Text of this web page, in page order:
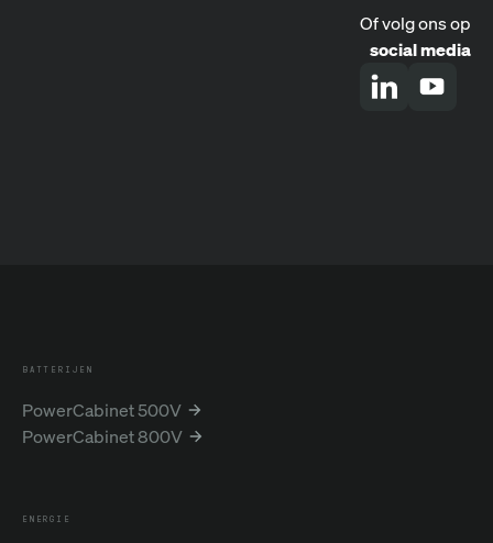
Of volg ons op
social media
BATTERIJEN
PowerCabinet 500V
PowerCabinet 800V
ENERGIE